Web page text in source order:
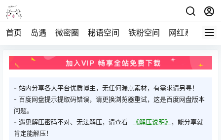
首页 岛遇 微密圈 秘语空间 铁粉空间 网红系列 打
- 站内分享各大平台优质博主，无任何漏点素材，有需求请另寻！
- 百度网盘提示提取码错误，请更换浏览器重试，这是百度网盘版本
问题。
- 遇见解压密码不对、无法解压，请查看
《解压说明》 ，能分享就
肯定能解压！